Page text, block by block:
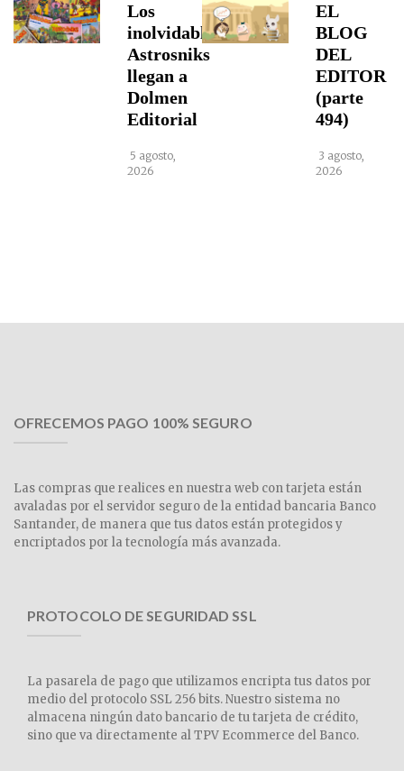
Los
inolvidables
Astrosniks
llegan a
Dolmen
Editorial
5 agosto,
2026
EL
BLOG
DEL
EDITOR
(parte
494)
3 agosto,
2026
OFRECEMOS PAGO 100% SEGURO
Las compras que realices en nuestra web con tarjeta están
avaladas por el servidor seguro de la entidad bancaria Banco
Santander, de manera que tus datos están protegidos y
encriptados por la tecnología más avanzada.
PROTOCOLO DE SEGURIDAD SSL
La pasarela de pago que utilizamos encripta tus datos por
medio del protocolo SSL 256 bits. Nuestro sistema no
almacena ningún dato bancario de tu tarjeta de crédito,
sino que va directamente al TPV Ecommerce del Banco.